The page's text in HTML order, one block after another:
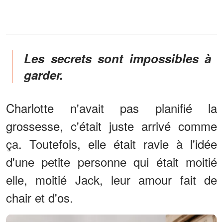
Les secrets sont impossibles à
garder.
Charlotte n'avait pas planifié la
grossesse, c'était juste arrivé comme
ça. Toutefois, elle était ravie à l'idée
d'une petite personne qui était moitié
elle, moitié Jack, leur amour fait de
chair et d'os.